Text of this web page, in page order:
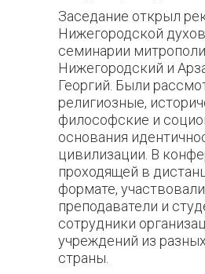
Заседание открыл
Нижегородской
семинарии
Нижегородский и
Георгий. Были
религиозные,
философские и
основания
цивилизации. В
проходящей в
формате, участвовали
преподаватели и
сотрудники
учреждений из
страны.